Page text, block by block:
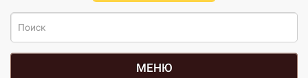
МЕНЮ